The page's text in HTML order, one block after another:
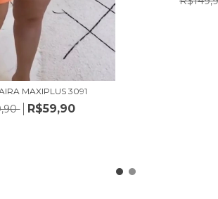
MAXIPLUS 3091
R$59,90